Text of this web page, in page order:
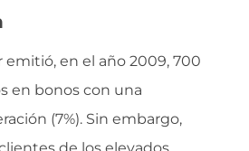
emitió, en el año 2009, 700
en bonos con una
(7%). Sin embargo,